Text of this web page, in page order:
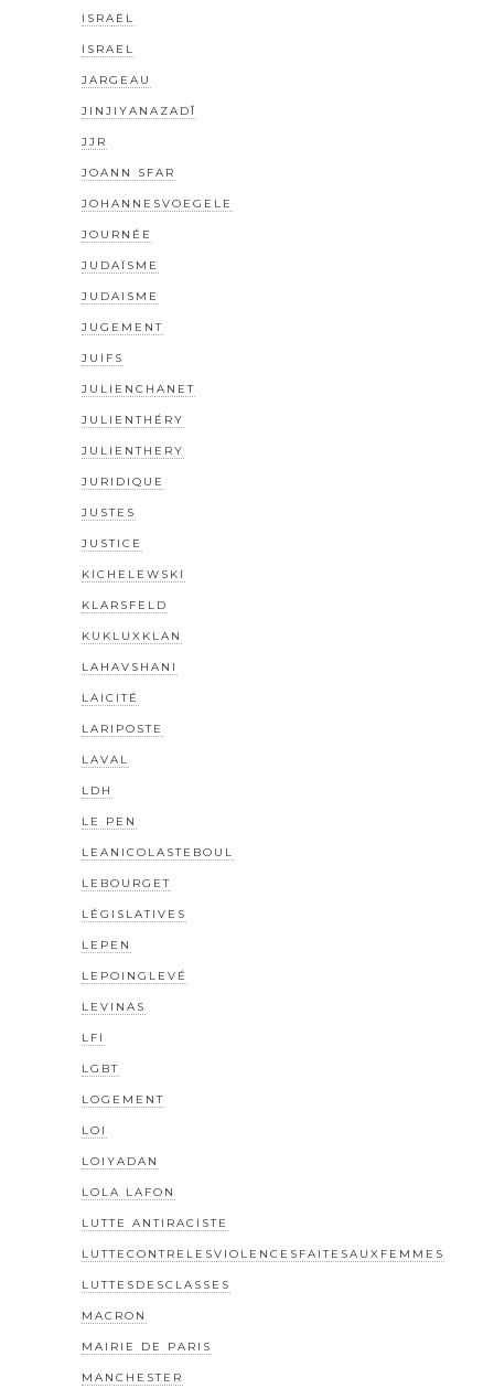
ISRAËL
ISRAEL
JARGEAU
JINJIYANAZADÎ
JJR
JOANN SFAR
JOHANNESVOEGELE
JOURNÉE
JUDAÏSME
JUDAISME
JUGEMENT
JUIFS
JULIENCHANET
JULIENTHÉRY
JULIENTHERY
JURIDIQUE
JUSTES
JUSTICE
KICHELEWSKI
KLARSFELD
KUKLUXKLAN
LAHAVSHANI
LAICITÉ
LARIPOSTE
LAVAL
LDH
LE PEN
LEANICOLASTEBOUL
LEBOURGET
LÉGISLATIVES
LEPEN
LEPOINGLEVÉ
LEVINAS
LFI
LGBT
LOGEMENT
LOI
LOIYADAN
LOLA LAFON
LUTTE ANTIRACISTE
LUTTECONTRELESVIOLENCESFAITESAUXFEMMES
LUTTESDESCLASSES
MACRON
MAIRIE DE PARIS
MANCHESTER